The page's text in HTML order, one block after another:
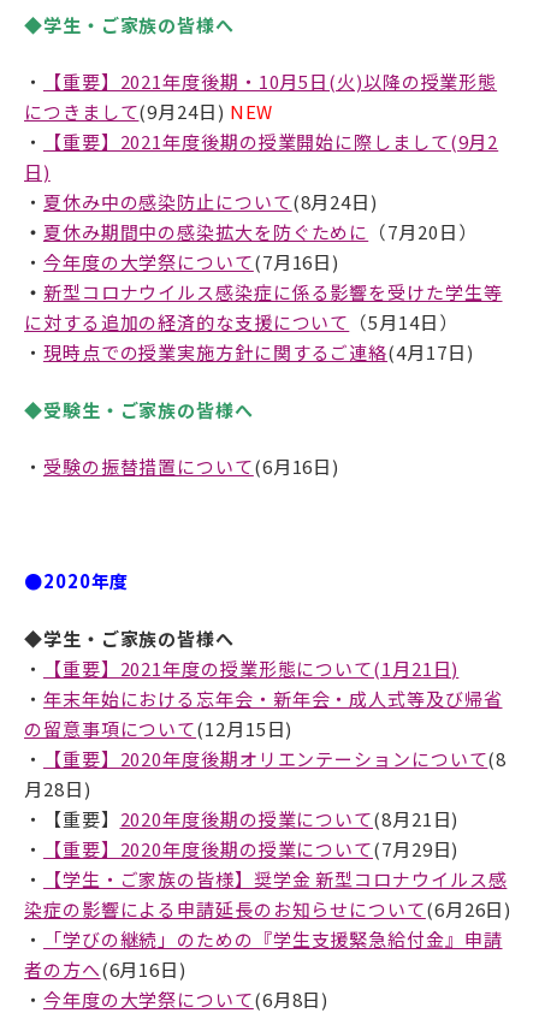
資料請求・お問い合わせ
アクセス サイトマップ
情報公開I
公式SNSアカウント
武蔵野学院大学大学院
武蔵野短期大学
武蔵野中学校 高等学校
武蔵野短期大学
附属幼稚園・保育園
◆学生・ご家族の皆様へ
・
【重要】2021年度後期・10月5日(火)以降の授業形態
につきまして(9月24日) NEW
・
【重要】2021年度後期の授業開始に際しまして(9月2
日)
・ 夏休み中の感染防止について(8月24日)
・ 夏休み期間中の感染拡大を防ぐために （7月20日）
・ 今年度の大学祭について(7月16日)
・ 新型コロナウイルス感染症に係る影響を受けた学生等
に対する追加の経済的な支援について （5月14日）
・ 現時点での授業実施⽅針に関するご連絡(4月17日)
◆受験生・ご家族の皆様へ
・ 受験の振替措置について(6月16日)
●2020年度
◆学生・ご家族の皆様へ
・
【重要】2021年度の授業形態について(1月21日)
・ 年末年始における忘年会・新年会・成人式等及び帰省
の留意事項について(12月15日)
・
【重要】2020年度後期オリエンテーションについて(8
月28日)
・【重要】 2020年度後期の授業について(8月21日)
・
【重要】2020年度後期の授業について(7月29日)
・
【学生・ご家族の皆様】奨学金 新型コロナウイルス感
染症の影響による申請延長のお知らせについて(6月26日)
・
「学びの継続」のための『学生支援緊急給付金』申請
者の方へ(6月16日)
・ 今年度の大学祭について(6月8日)